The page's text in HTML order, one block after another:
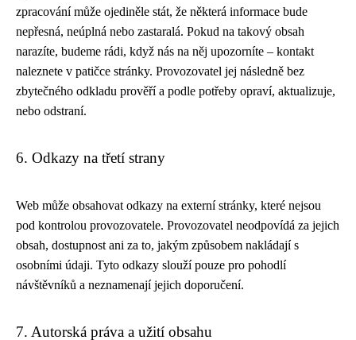
zpracování může ojediněle stát, že některá informace bude
nepřesná, neúplná nebo zastaralá. Pokud na takový obsah
narazíte, budeme rádi, když nás na něj upozorníte – kontakt
naleznete v patičce stránky. Provozovatel jej následně bez
zbytečného odkladu prověří a podle potřeby opraví, aktualizuje,
nebo odstraní.
6. Odkazy na třetí strany
Web může obsahovat odkazy na externí stránky, které nejsou
pod kontrolou provozovatele. Provozovatel neodpovídá za jejich
obsah, dostupnost ani za to, jakým způsobem nakládají s
osobními údaji. Tyto odkazy slouží pouze pro pohodlí
návštěvníků a neznamenají jejich doporučení.
7. Autorská práva a užití obsahu